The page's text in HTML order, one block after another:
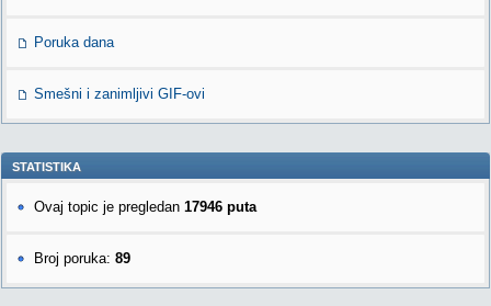
Poruka dana
Smešni i zanimljivi GIF-ovi
STATISTIKA
Ovaj topic je pregledan 17946 puta
Broj poruka: 89